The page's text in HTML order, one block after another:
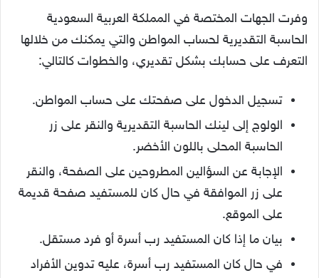
وفرت الجهات المختصة في المملكة العربية السعودية
الحاسبة التقديرية لحساب المواطن والتي يمكنك من خلالها
التعرف على حسابك بشكل تقديري، والخطوات كالتالي:
تسجيل الدخول على صفحتك على حساب المواطن.
الولوج إلى لينك الحاسبة التقديرية والنقر على زر
الحاسبة المحلى باللون الأخضر.
الإجابة عن السؤالين المطروحين على الصفحة، والنقر
على زر الموافقة في حال كان للمستفيد صفحة قديمة
على الموقع.
بيان ما إذا كان المستفيد رب أسرة أو فرد مستقل.
في حال كان المستفيد رب أسرة، عليه تدوين الأفراد